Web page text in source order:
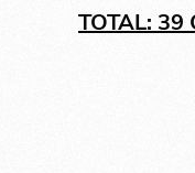
TOTAL: 39